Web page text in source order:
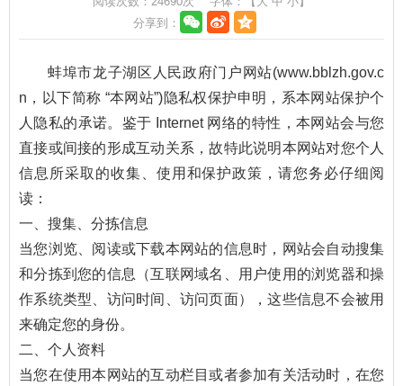
分享到：
蚌埠市龙子湖区人民政府门户网站(www.bblzh.gov.c
n，以下简称 “本网站”)隐私权保护申明，系本网站保护个
人隐私的承诺。鉴于 Internet 网络的特性，本网站会与您
直接或间接的形成互动关系，故特此说明本网站对您个人
信息所采取的收集、使用和保护政策，请您务必仔细阅
读：
一、搜集、分拣信息
当您浏览、阅读或下载本网站的信息时，网站会自动搜集
和分拣到您的信息（互联网域名、用户使用的浏览器和操
作系统类型、访问时间、访问页面），这些信息不会被用
来确定您的身份。
二、个人资料
当您在使用本网站的互动栏目或者参加有关活动时，在您